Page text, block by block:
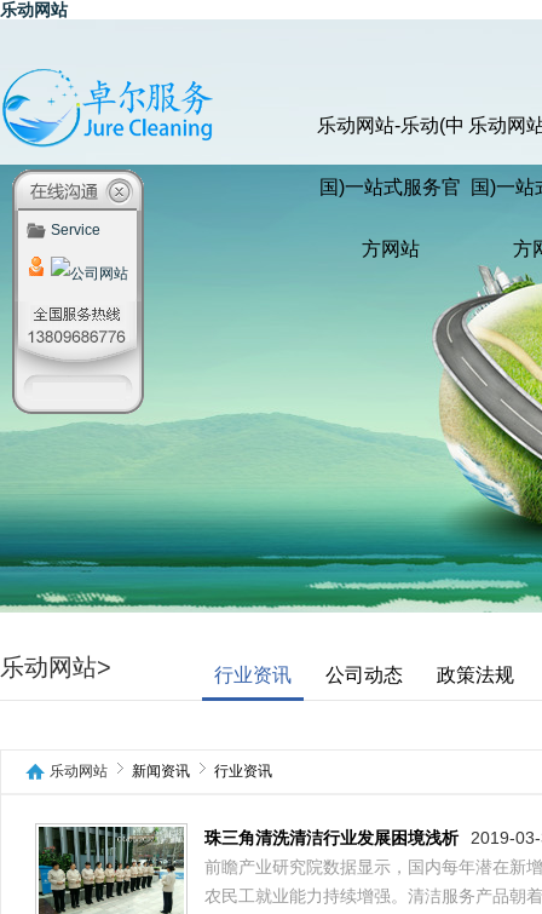
Service
乐动网站
乐动网站-乐动(中
国)一站式服务官
方网站
乐动网
国)一站
方
乐动网站> 行业资讯 公司动态 政策法规
乐动网站 新闻资讯 行业资讯
珠三角清洗清洁行业发展困境浅析
2019-
前瞻产业研究院数据显示，国内每年潜在新
农民工就业能力持续增强。清洁服务产品朝